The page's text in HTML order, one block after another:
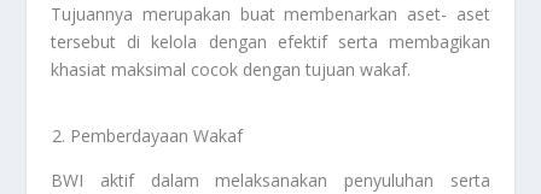
Tujuannya merupakan buat membenarkan aset- aset
tersebut di kelola dengan efektif serta membagikan
khasiat maksimal cocok dengan tujuan wakaf.
Pemberdayaan Wakaf
BWI aktif dalam melaksanakan penyuluhan serta